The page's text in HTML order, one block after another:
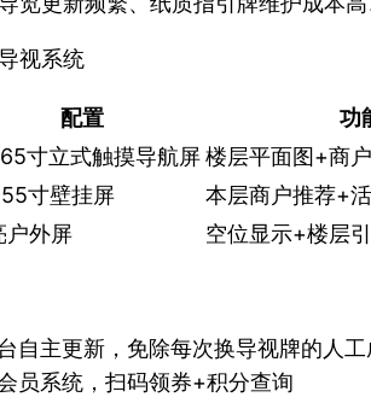
视系统
配置
功
寸立式触摸导航屏楼层平面图+商
寸壁挂屏
本层商户推荐+
户外屏 空位显示+楼层
自主更新，免除每次换导视牌的人
员系统，扫码领券+积分查询